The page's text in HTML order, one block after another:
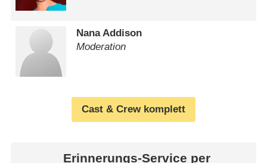
Nana Addison
Moderation
Cast & Crew komplett
Erinnerungs-Service per